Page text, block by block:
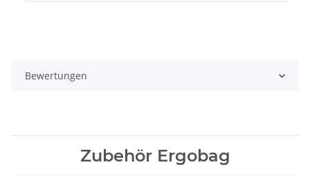
Bewertungen
Zubehör Ergobag